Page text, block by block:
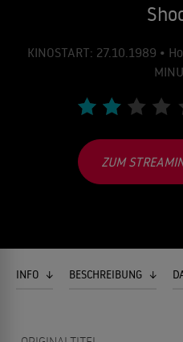
KINOSTART: 27.10.1989 •
ZUM
INFO BESCHREIBUNG